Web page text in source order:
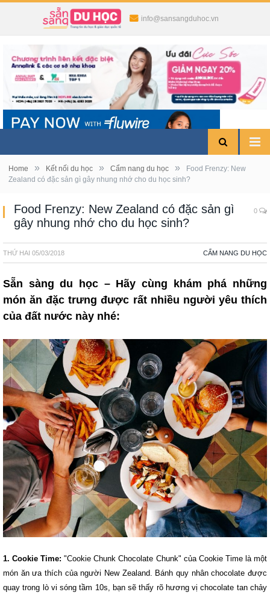
info@sansangduhoc.vn
Home » Kết nối du học » Cẩm nang du học »
Food Frenzy: New
Zealand có đặc sản gì gây nhung nhớ cho du học sinh?
Food Frenzy: New Zealand có đặc sản gì
gây nhung nhớ cho du học sinh?
0
THỨ HAI 05/03/2018 CẨM NANG DU HỌC
Sẵn sàng du học – Hãy cùng khám phá những
món ăn đặc trưng được rất nhiều người yêu thích
của đất nước này nhé:
1. Cookie Time: "Cookie Chunk Chocolate Chunk" của Cookie Time là một
món ăn ưa thích của người New Zealand. Bánh quy nhân chocolate được
quay trong lò vi sóng tầm 10s, bạn sẽ thấy rõ hương vị chocolate tan chảy